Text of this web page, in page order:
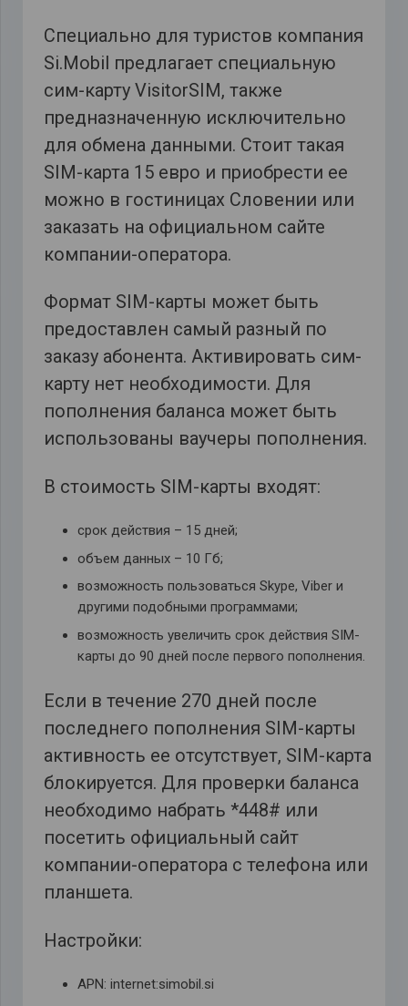
Специально для туристов компания
Si.Mobil предлагает специальную
сим-карту VisitorSIM, также
предназначенную исключительно
для обмена данными. Стоит такая
SIM-карта 15 евро и приобрести ее
можно в гостиницах Словении или
заказать на официальном сайте
компании-оператора.
Формат SIM-карты может быть
предоставлен самый разный по
заказу абонента. Активировать сим-
карту нет необходимости. Для
пополнения баланса может быть
использованы ваучеры пополнения.
В стоимость SIM-карты входят:
срок действия – 15 дней;
объем данных – 10 Гб;
возможность пользоваться Skype, Viber и
другими подобными программами;
возможность увеличить срок действия SIM-
карты до 90 дней после первого пополнения.
Если в течение 270 дней после
последнего пополнения SIM-карты
активность ее отсутствует, SIM-карта
блокируется. Для проверки баланса
необходимо набрать *448# или
посетить официальный сайт
компании-оператора с телефона или
планшета.
Настройки:
APN: internet:simobil.si